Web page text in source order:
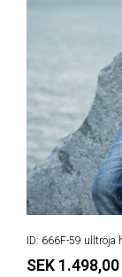
ID: 666F-59 ulltröja
SEK 1.498,00